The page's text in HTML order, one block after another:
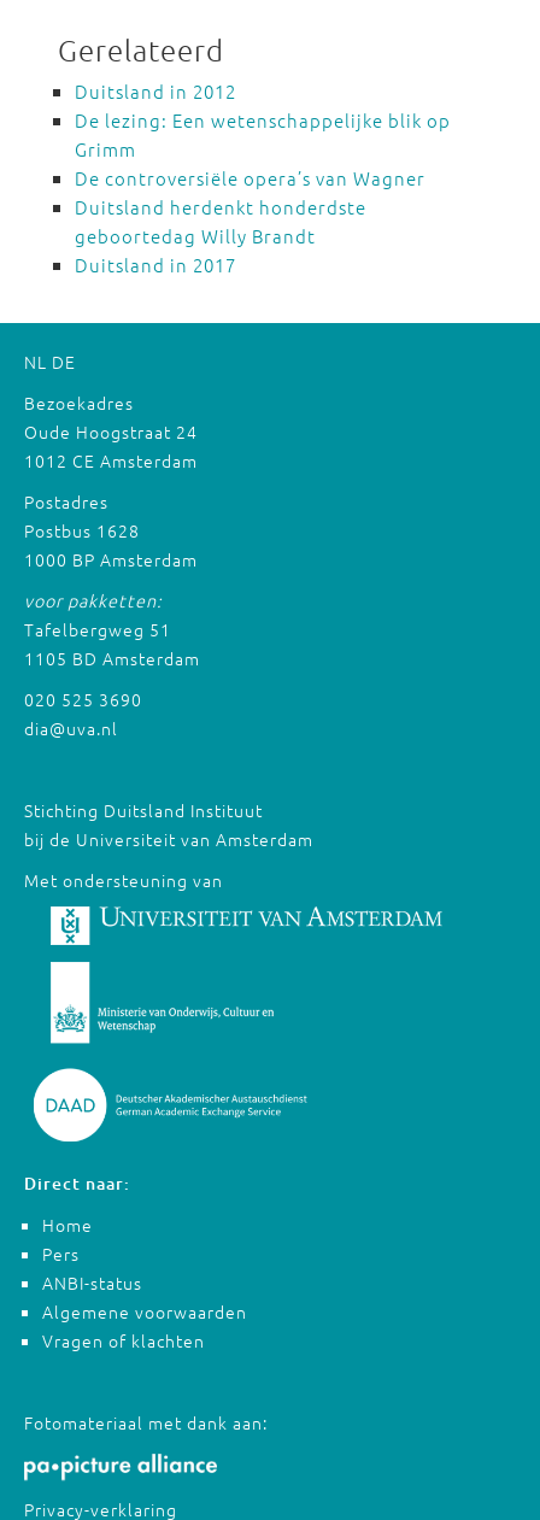
Gerelateerd
Duitsland in 2012
De lezing: Een wetenschappelijke blik op
Grimm
De controversiële opera’s van Wagner
Duitsland herdenkt honderdste
geboortedag Willy Brandt
Duitsland in 2017
NL DE
Bezoekadres
Oude Hoogstraat 24
1012 CE Amsterdam
Postadres
Postbus 1628
1000 BP Amsterdam
voor pakketten:
Tafelbergweg 51
1105 BD Amsterdam
020 525 3690
dia@uva.nl
Stichting Duitsland Instituut
bij de Universiteit van Amsterdam
Met ondersteuning van
Direct naar:
Home
Pers
ANBI-status
Algemene voorwaarden
Vragen of klachten
Fotomateriaal met dank aan:
Privacy-verklaring